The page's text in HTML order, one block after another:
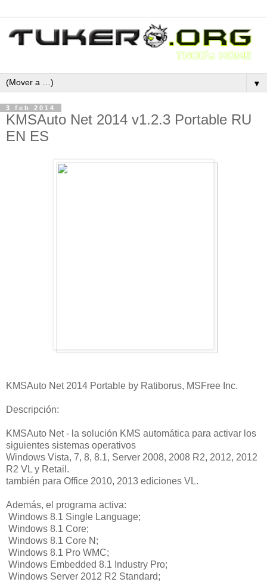
▼
3 feb 2014
KMSAuto Net 2014 v1.2.3 Portable RU
EN ES
KMSAuto Net 2014 Portable by Ratiborus, MSFree Inc.
Descripción:
KMSAuto Net - la solución KMS automática para activar los
siguientes sistemas operativos
Windows Vista, 7, 8, 8.1, Server 2008, 2008 R2, 2012, 2012
R2 VL y Retail.
también para Office 2010, 2013 ediciones VL.
Además, el programa activa:
Windows 8.1 Single Language;
Windows 8.1 Core;
Windows 8.1 Core N;
Windows 8.1 Pro WMC;
Windows Embedded 8.1 Industry Pro;
Windows Server 2012 R2 Standard;